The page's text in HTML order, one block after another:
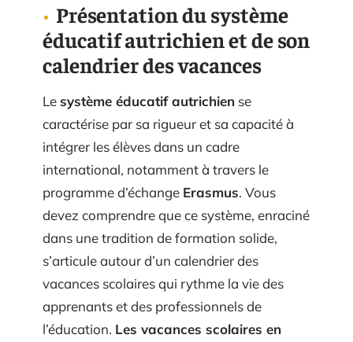
Présentation du système
éducatif autrichien et de son
calendrier des vacances
Lesystème éducatif autrichien se
caractérise par sa rigueur et sa capacité à
intégrer les élèves dans un cadre
international, notamment à travers le
programme d’échange Erasmus. Vous
devez comprendre que ce système, enraciné
dans une tradition de formation solide,
s’articule autour d’un calendrier des
vacances scolaires qui rythme la vie des
apprenants et des professionnels de
l’éducation. Les vacances scolaires en